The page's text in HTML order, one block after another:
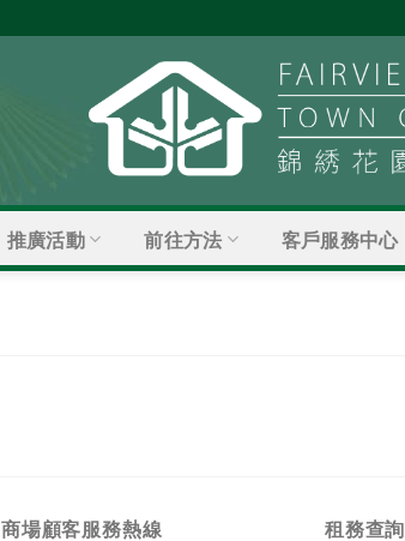
推廣活動 前往方法 客戶服務中心
商場顧客服務熱線 租務查詢